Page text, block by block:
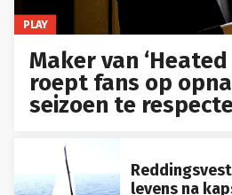
PLAY
Maker van ‘Heated
roept fans op
seizoen te
levens na